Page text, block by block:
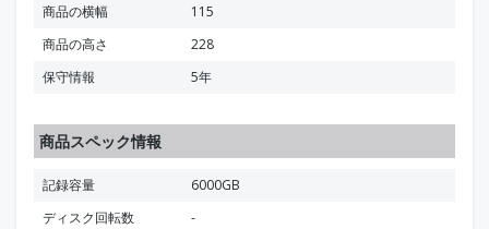
商品の横幅
115
商品の高さ
228
保守情報
5年
商品スペック情報
記録容量
6000GB
ディスク回転数
-